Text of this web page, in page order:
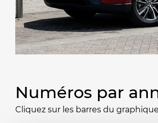
Numéros par
Cliquez sur les barres du